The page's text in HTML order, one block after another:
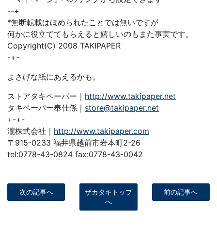
--+
*無断転載はほめられたことでは無いですが
何かに役立ててもらえると嬉しいのもまた事実です。
Copyright(C) 2008 TAKIPAPER
-+-
よさげな紙にあえるかも。
ストアタキペーパー｜ http://www.takipaper.net
タキペーパー奉仕係｜ store@takipaper.net
+-+-
瀧株式会社｜ http://www.takipaper.com
〒915-0233 福井県越前市岩本町2-26
tel:0778-43-0824 fax:0778-43-0042
次の記事へ
ザカタキトップ
へ
前の記事へ